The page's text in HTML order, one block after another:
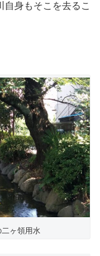
自身もそこを去るこ
二ヶ領用水